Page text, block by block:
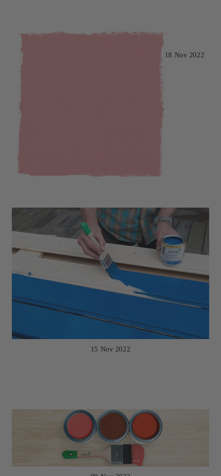
18 Nov 2022
15 Nov 2022